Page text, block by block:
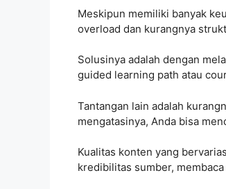
Meskipun memiliki banyak
overload dan kurangnya
Solusinya adalah dengan
guided learning path atau
Tantangan lain adalah
mengatasinya, Anda bisa
Kualitas konten yang
kredibilitas sumber,